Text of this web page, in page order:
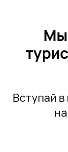
Мы
Вступай